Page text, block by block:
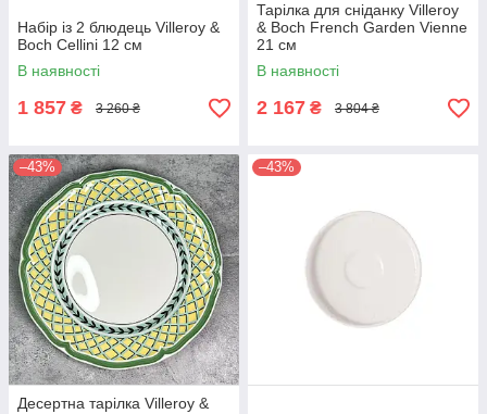
Набір із 2 блюдець Villeroy &
Boch Cellini 12 см
В наявності
1 857 ₴ 3 260 ₴
Тарілка для сніданку Villeroy
& Boch French Garden Vienne
21 см
В наявності
2 167 ₴ 3 804 ₴
–43%
Десертна тарілка Villeroy &
–43%